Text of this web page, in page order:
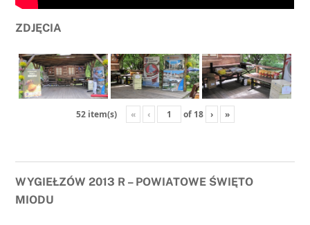
ZDJĘCIA
52 item(s) « ‹ of 18 › »
WYGIEŁZÓW 2013 R – POWIATOWE ŚWIĘTO
MIODU